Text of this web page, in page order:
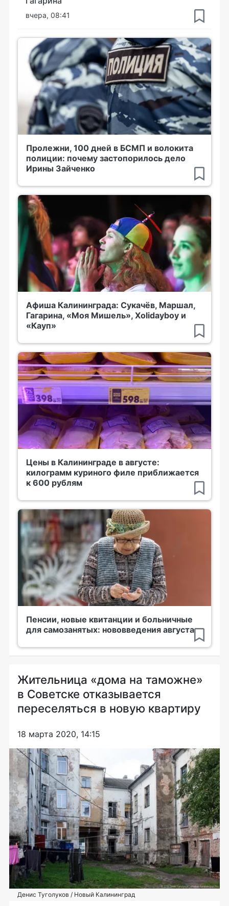
вчера, 08:41
Пролежни, 100 дней в БСМП и волокита
полиции: почему застопорилось дело
Ирины Зайченко
Афиша Калининграда: Сукачёв, Маршал,
Гагарина, «Моя Мишель», Xolidayboy и
«Кауп»
Цены в Калининграде в августе:
килограмм куриного филе приближается
к 600 рублям
Пенсии, новые квитанции и больничные
для самозанятых: нововведения августа
Жительница «дома на таможне»
в Советске отказывается
переселяться в новую квартиру
18 марта 2020, 14:15
Денис Туголуков / Новый Калининград